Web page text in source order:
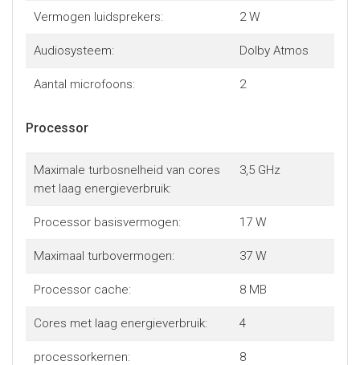
Vermogen luidsprekers: 2 W
Audiosysteem: Dolby Atmos
Aantal microfoons: 2
Processor
Maximale turbosnelheid van cores
met laag energieverbruik:
3,5 GHz
Processor basisvermogen: 17 W
Maximaal turbovermogen: 37 W
Processor cache: 8 MB
Cores met laag energieverbruik: 4
processorkernen: 8